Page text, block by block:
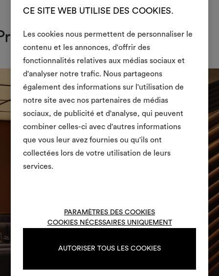
CE SITE WEB UTILISE DES COOKIES.
Les cookies nous permettent de personnaliser le
contenu et les annonces, d'offrir des
fonctionnalités relatives aux médias sociaux et
d'analyser notre trafic. Nous partageons
également des informations sur l'utilisation de
notre site avec nos partenaires de médias
sociaux, de publicité et d'analyse, qui peuvent
combiner celles-ci avec d'autres informations
que vous leur avez fournies ou qu'ils ont
collectées lors de votre utilisation de leurs
services.
PARAMÈTRES DES COOKIES
COOKIES NÉCESSAIRES UNIQUEMENT
AUTORISER TOUS LES COOKIES
Un instrument interactif
à vos idées et les partager,
des matériaux et des
Pour créer ou
Moodboards, veuillez
ou vous
S'IDENTIFIER
REGISTER